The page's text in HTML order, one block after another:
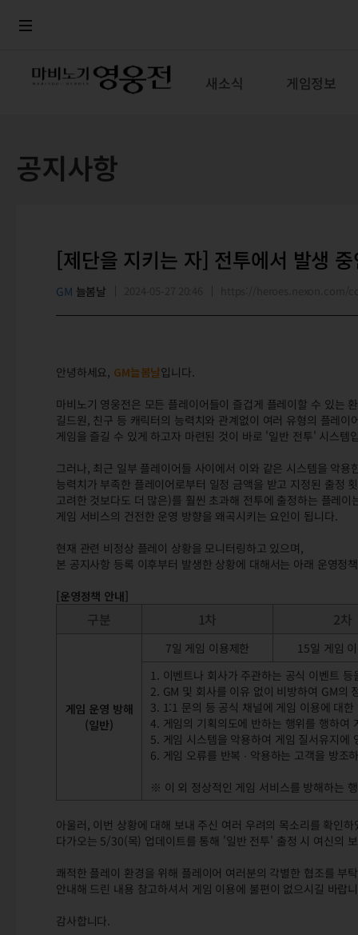
새소식 게임정보
공지사항
[제단을 지키는 자] 전투에서 발생
GM 늘봄날
안녕하세요, GM늘봄날입니다.
마비노기 영웅전은 모든 플레이어들이 즐겁게 플레이할 수 있는
길드원, 친구 등 캐릭터의 능력치와 관계없이 여러 유형의 플레
게임을 즐길 수 있게 하고자 마련된 것이 바로 '일반 전투' 시스템
그러나, 최근 일부 플레이어들 사이에서 이와 같은 시스템을 악
능력치가 부족한 플레이어로부터 일정 금액을 받고 지정된 출정
고려한 것보다도 더 많은)를 훨씬 초과해 전투에 출정하는 플레
게임 서비스의 건전한 운영 방향을 왜곡시키는 요인이 됩니다.
현재 관련 비정상 플레이 상황을 모니터링하고 있으며,
본 공지사항 등록 이후부터 발생한 상황에 대해서는 아래 운영정
[운영정책 안내]
구분 1차 2차
게임 운영 방해
(일반)
7일 게임 이용제한
15일 게임
1. 이벤트나 회사가 주관하는 공식 이벤트
2. GM 및 회사를 이유 없이 비방하여 GM의
3. 1:1 문의 등 공식 채널에 게임 이용에 대
4. 게임의 기획의도에 반하는 행위를 행하여
5. 게임 시스템을 악용하여 게임 질서유지에
6. 게임 오류를 반복 ∙ 악용하는 고객을 방조
※ 이 외 정상적인 게임 서비스를 방해하는
아울러, 이번 상황에 대해 보내 주신 여러 우려의 목소리를 확인하
다가오는 5/30(목) 업데이트를 통해 '일반 전투' 출정 시 여신의
쾌적한 플레이 환경을 위해 플레이어 여러분의 각별한 협조를 부
안내해 드린 내용 참고하셔서 게임 이용에 불편이 없으시길 바랍
감사합니다.